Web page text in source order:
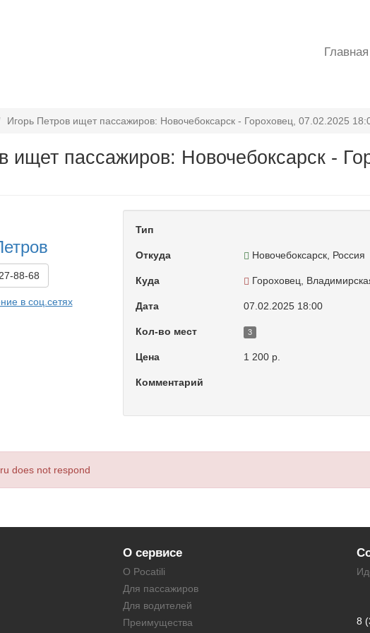
Главная
Игорь Петров ищет пассажиров: Новочебоксарск - Гороховец, 07.02.2025
ищет пассажиров: Новочебоксарск -
88-68
в соц.сетях
Тип
Откуда Новочебоксарск, Россия
Куда Гороховец,
Дата 07.02.2025 18:00
Кол-во мест 3
Цена 1 200 р.
Комментарий
does not respond
О сервисе
О Pocatili
Для пассажиров
Для водителей
Преимущества
8